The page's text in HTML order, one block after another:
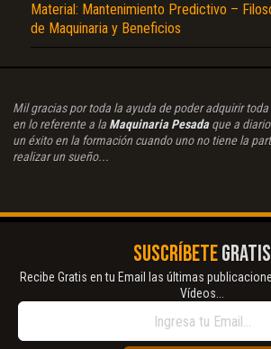
Material: Mantenimiento Predictivo –
de Maquinaria y Beneficios
Mil gracias por toda la ayuda de poder adquirir
en lo referente a la Maquinaria Pesadaque a
un éxito en la formación cuando uno no tiene la
realizar un sueño...
SUSCRÍBETEGRATIS
Recibe Gratis en tu Email las últimas
Vídeos...